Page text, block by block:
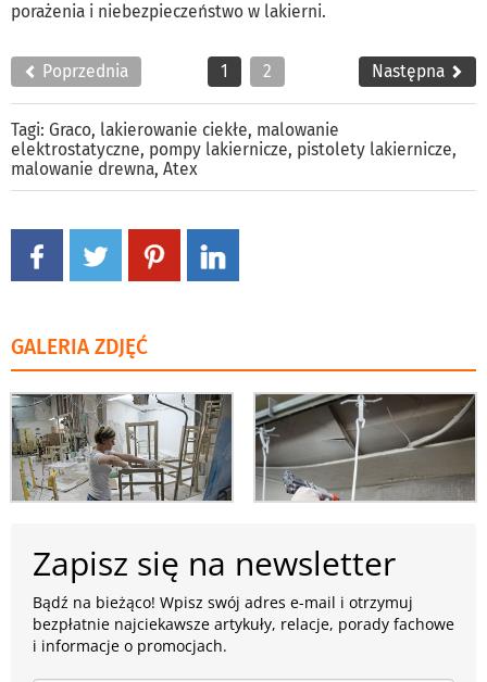
porażenia i niebezpieczeństwo w lakierni.
Poprzednia 1 2 Następna
Tagi: Graco, lakierowanie ciekłe, malowanie
elektrostatyczne, pompy lakiernicze, pistolety lakiernicze,
malowanie drewna, Atex
GALERIA ZDJĘĆ
Zapisz się na newsletter
Bądź na bieżąco! Wpisz swój adres e-mail i otrzymuj
bezpłatnie najciekawsze artykuły, relacje, porady fachowe
i informacje o promocjach.